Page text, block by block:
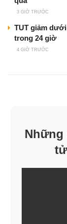
3 GIỜ TRƯỚC
TUT giảm dưới
trong 24 giờ
4 GIỜ TRƯỚC
Những